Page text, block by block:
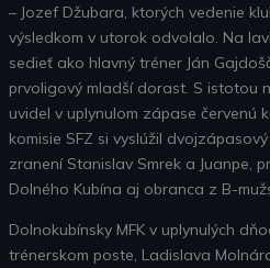
– Jozef Džubara, ktorých vedenie
výsledkom v utorok odvolalo. Na
sedieť ako hlavný tréner Ján
prvoligový mladší dorast. S istotou
uvidel v uplynulom zápase červenú
komisie SFZ si vyslúžil
zranení Stanislav Smrek a Juanpe,
Dolného Kubína aj obranca z B-
Dolnokubínsky MFK v uplynulých
trénerskom poste, Ladislava